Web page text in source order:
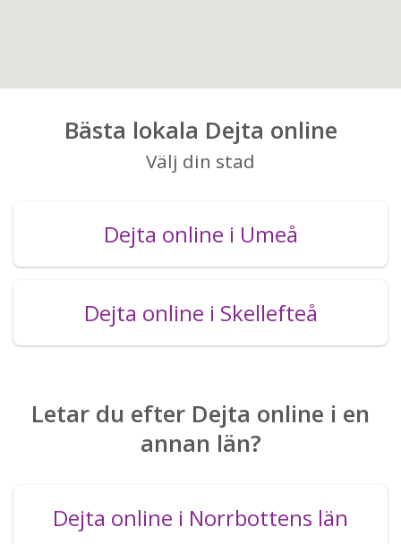
Bästa lokala Dejta online
Välj din stad
Dejta online i Umeå
Dejta online i Skellefteå
Letar du efter Dejta online i en
annan län?
Dejta online i Norrbottens län